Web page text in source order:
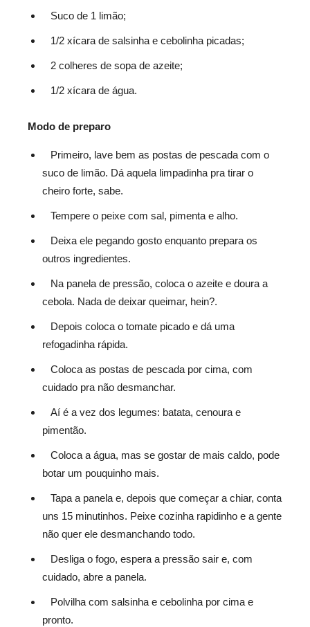
Suco de 1 limão;
1/2 xícara de salsinha e cebolinha picadas;
2 colheres de sopa de azeite;
1/2 xícara de água.
Modo de preparo
Primeiro, lave bem as postas de pescada com o
suco de limão. Dá aquela limpadinha pra tirar o
cheiro forte, sabe.
Tempere o peixe com sal, pimenta e alho.
Deixa ele pegando gosto enquanto prepara os
outros ingredientes.
Na panela de pressão, coloca o azeite e doura a
cebola. Nada de deixar queimar, hein?.
Depois coloca o tomate picado e dá uma
refogadinha rápida.
Coloca as postas de pescada por cima, com
cuidado pra não desmanchar.
Aí é a vez dos legumes: batata, cenoura e
pimentão.
Coloca a água, mas se gostar de mais caldo, pode
botar um pouquinho mais.
Tapa a panela e, depois que começar a chiar, conta
uns 15 minutinhos. Peixe cozinha rapidinho e a gente
não quer ele desmanchando todo.
Desliga o fogo, espera a pressão sair e, com
cuidado, abre a panela.
Polvilha com salsinha e cebolinha por cima e
pronto.